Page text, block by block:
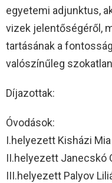
egyetemi adjunktus,
vizek jelentőségéről,
tartásának a
valószínűleg
Díjazottak:
Óvodások:
I.helyezett Kisházi
II.helyezett Janecskó
III.helyezett Palyov